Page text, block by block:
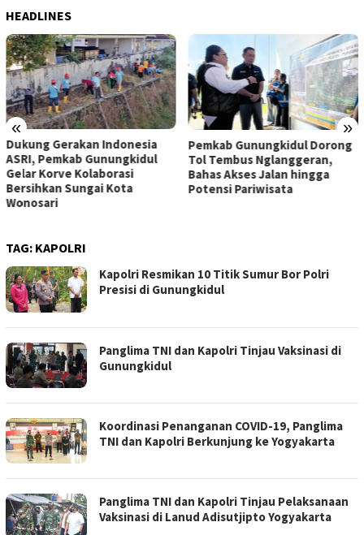
HEADLINES
« »
Dukung Gerakan Indonesia
ASRI, Pemkab Gunungkidul
Gelar Korve Kolaborasi
Bersihkan Sungai Kota
Wonosari
Pemkab Gunungkidul Dorong
Tol Tembus Nglanggeran,
Bahas Akses Jalan hingga
Potensi Pariwisata
TAG: KAPOLRI
Kapolri Resmikan 10 Titik Sumur Bor Polri
Presisi di Gunungkidul
Panglima TNI dan Kapolri Tinjau Vaksinasi di
Gunungkidul
Koordinasi Penanganan COVID-19, Panglima
TNI dan Kapolri Berkunjung ke Yogyakarta
Panglima TNI dan Kapolri Tinjau Pelaksanaan
Vaksinasi di Lanud Adisutjipto Yogyakarta